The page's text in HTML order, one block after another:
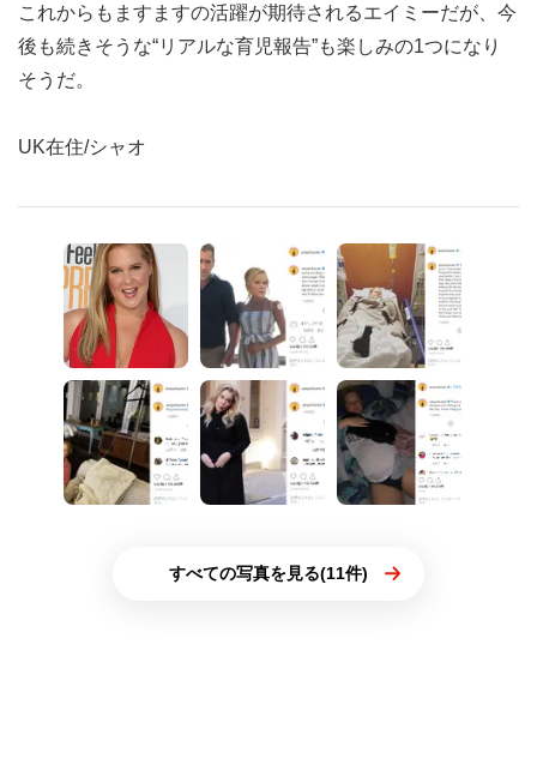
これからもますますの活躍が期待されるエイミーだが、今
後も続きそうな“リアルな育児報告”も楽しみの1つになり
そうだ。
UK在住/シャオ
すべての写真を見る(11件)